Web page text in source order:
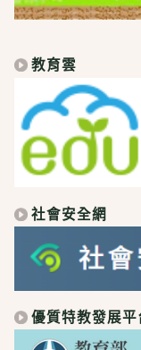
教育雲
社會安全網
優質特教發展平